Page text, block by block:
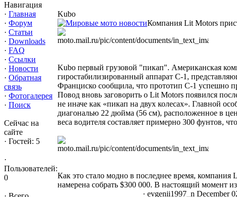
Навигация
· Главная
· Форум
· Статьи
· Downloads
· FAQ
· Ссылки
· Новости
· Обратная
связь
· Фотогалерея
· Поиск
Сейчас на
сайте
· Гостей: 5
·
Пользователей:
0
Kubo
Компания Lit Motors
Kubo первый грузовой "пикап". Американская
гиростабилизированный аппарат С-1,
Франциско сообщила, что прототип С-1 успешно
Повод вновь заговорить о Lit Motors появился
не иначе как «пикап на двух колесах». Главной
диагональю 22 дюйма (56 см), расположенное в
веса водителя составляет примерно 300 фунтов,
Как это стало модно в последнее время, компания
намерена собрать $300 000. В настоящий момент
· evgenii1997_n December